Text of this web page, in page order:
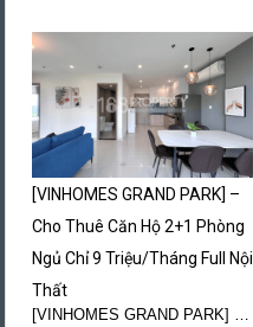
[VINHOMES GRAND PARK] –
Cho Thuê Căn Hộ 2+1 Phòng
Ngủ Chỉ 9 Triệu/Tháng Full Nội
Thất